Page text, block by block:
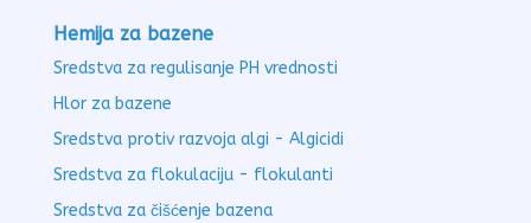
Hemija za bazene
Sredstva za regulisanje PH vrednosti
Hlor za bazene
Sredstva protiv razvoja algi - Algicidi
Sredstva za flokulaciju - flokulanti
Sredstva za čišćenje bazena